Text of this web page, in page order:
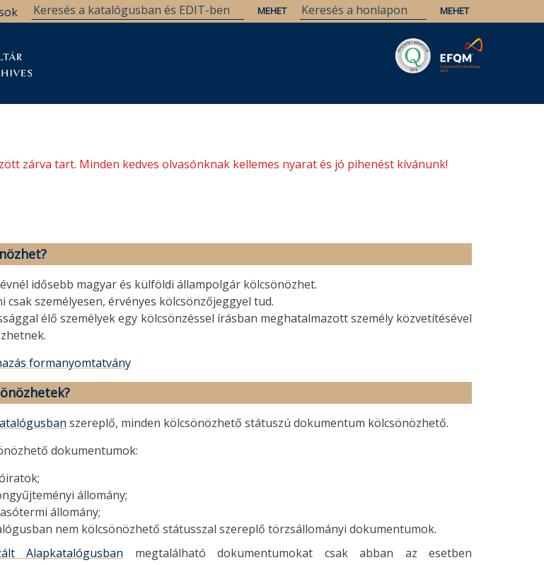
zárva tart. Minden kedves olvasónknak kellemes nyarat és jó pihenést kívánunk!
idősebb magyar és külföldi állampolgár kölcsönözhet.
csak személyesen, érvényes kölcsönzőjeggyel tud.
élő személyek egy kölcsönzéssel írásban meghatalmazott személy közvetítésével
formanyomtatvány
szereplő, minden kölcsönözhető státuszú dokumentum kölcsönözhető.
dokumentumok:
állomány;
állomány;
nem kölcsönözhető státusszal szereplő törzsállományi dokumentumok.
Alapkatalógusban megtalálható dokumentumokat csak abban az esetben